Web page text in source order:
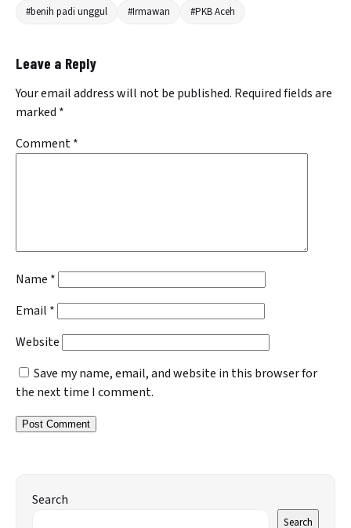
#benih padi unggul #Irmawan #PKB Aceh
Leave a Reply
Your email address will not be published. Required fields are
marked *
Comment*
Name *
Email *
Website
Save my name, email, and website in this browser for
the next time I comment.
Search
Search